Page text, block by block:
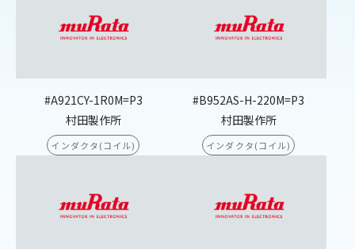
#A921CY-1R0M=P3
村田製作所
インダクタ(コイル)
#B952AS-H-220M=P3
村田製作所
インダクタ(コイル)